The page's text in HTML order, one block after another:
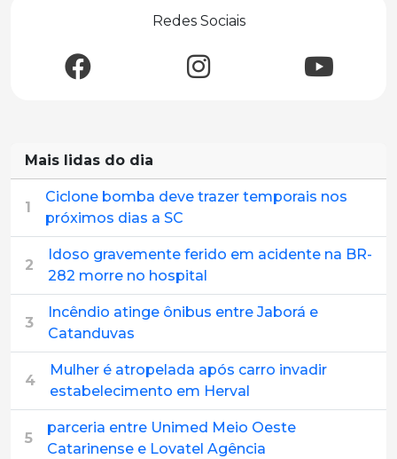
Redes Sociais
Mais lidas do dia
1
Ciclone bomba deve trazer temporais nos
próximos dias a SC
2
Idoso gravemente ferido em acidente na BR-
282 morre no hospital
3
Incêndio atinge ônibus entre Jaborá e
Catanduvas
4
Mulher é atropelada após carro invadir
estabelecimento em Herval
5
parceria entre Unimed Meio Oeste
Catarinense e Lovatel Agência